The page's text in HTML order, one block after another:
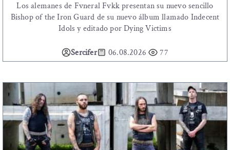
Los alemanes de Fvneral Fvkk presentan su nuevo sencillo
Bishop of the Iron Guard de su nuevo álbum llamado Indecent
Idols y editado por Dying Victims
Sercifer 06.08.2026 77